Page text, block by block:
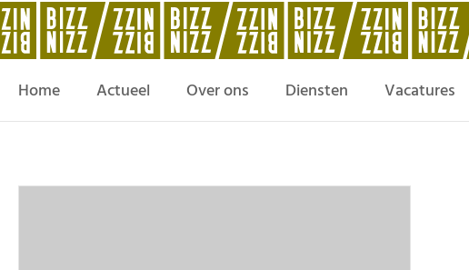
Home Actueel Over ons Diensten Vacatures